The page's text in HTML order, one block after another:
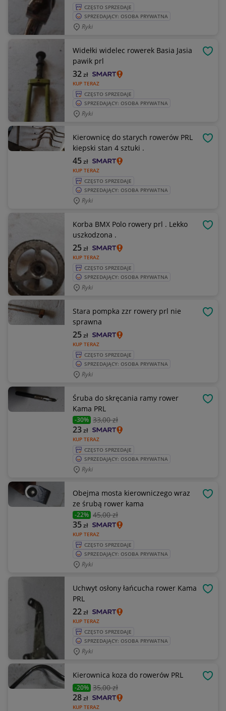
CZĘSTO SPRZEDAJE
SPRZEDAJĄCY: OSOBA PRYWATNA
Ryki
Widełki widelec rowerek Basia Jasia
pawik prl
KUP TERAZ
32zł
CZĘSTO SPRZEDAJE
SPRZEDAJĄCY: OSOBA PRYWATNA
Ryki
Kierownicę do starych rowerów PRL
kiepski stan 4 sztuki .
KUP TERAZ
45zł
CZĘSTO SPRZEDAJE
SPRZEDAJĄCY: OSOBA PRYWATNA
Ryki
Korba BMX Polo rowery prl . Lekko
uszkodzona .
KUP TERAZ
25zł
CZĘSTO SPRZEDAJE
SPRZEDAJĄCY: OSOBA PRYWATNA
Ryki
Stara pompka zzr rowery prl nie
sprawna
KUP TERAZ
25zł
CZĘSTO SPRZEDAJE
SPRZEDAJĄCY: OSOBA PRYWATNA
Ryki
Śruba do skręcania ramy rower
Kama PRL
-30% 33,00 zł
KUP TERAZ
23zł
CZĘSTO SPRZEDAJE
SPRZEDAJĄCY: OSOBA PRYWATNA
Ryki
Obejma mosta kierowniczego wraz
ze śrubą rower kama
-22% 45,00 zł
KUP TERAZ
35zł
CZĘSTO SPRZEDAJE
SPRZEDAJĄCY: OSOBA PRYWATNA
Ryki
Uchwyt osłony łańcucha rower Kama
PRL
KUP TERAZ
22zł
CZĘSTO SPRZEDAJE
SPRZEDAJĄCY: OSOBA PRYWATNA
Ryki
Kierownica koza do rowerów PRL
-20% 35,00 zł
KUP TERAZ
28zł